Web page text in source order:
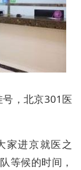
，北京301医
家进京就医之
等候的时间，